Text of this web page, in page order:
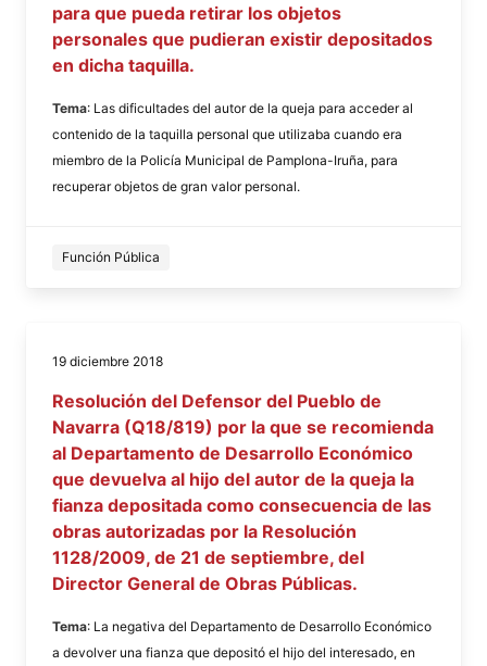
para que pueda retirar los objetos
personales que pudieran existir depositados
en dicha taquilla.
Tema: Las dificultades del autor de la queja para acceder al
contenido de la taquilla personal que utilizaba cuando era
miembro de la Policía Municipal de Pamplona-Iruña, para
recuperar objetos de gran valor personal.
Función Pública
19 diciembre 2018
Resolución del Defensor del Pueblo de
Navarra (Q18/819) por la que se recomienda
al Departamento de Desarrollo Económico
que devuelva al hijo del autor de la queja la
fianza depositada como consecuencia de las
obras autorizadas por la Resolución
1128/2009, de 21 de septiembre, del
Director General de Obras Públicas.
Tema: La negativa del Departamento de Desarrollo Económico
a devolver una fianza que depositó el hijo del interesado, en